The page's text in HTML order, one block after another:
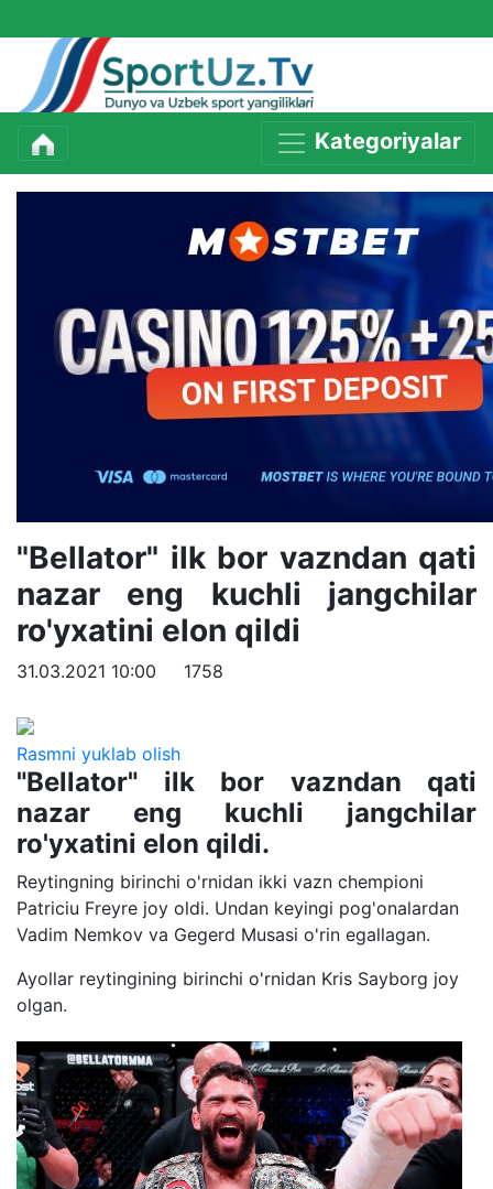
Kategoriyalar
"Bellator" ilk bor vazndan qati
nazar eng kuchli jangchilar
ro'yxatini elon qildi
31.03.2021 10:00 1758
Rasmni yuklab olish
"Bellator" ilk bor vazndan qati
nazar eng kuchli jangchilar
ro'yxatini elon qildi.
Reytingning birinchi o'rnidan ikki vazn chempioni
Patriciu Freyre joy oldi. Undan keyingi pog'onalardan
Vadim Nemkov va Gegerd Musasi o'rin egallagan.
Ayollar reytingining birinchi o'rnidan Kris Sayborg joy
olgan.